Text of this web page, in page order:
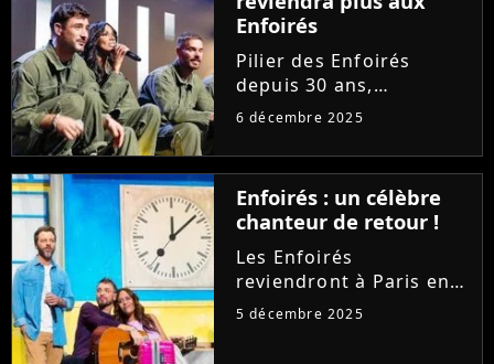
Enfoirés
Pilier des Enfoirés
depuis 30 ans,
Catherine Lara ne
aux concerts de la
troupe. Invitée sur RTL,
l'icône des années 80
déplore l'évolution du
spectacle et...
6 décembre 2025
Enfoirés : un célèbre
chanteur de retour !
Les Enfoirés
reviendront à Paris en
janvier pour leurs
5 décembre 2025